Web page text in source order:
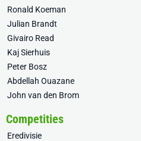
Ronald Koeman
Julian Brandt
Givairo Read
Kaj Sierhuis
Peter Bosz
Abdellah Ouazane
John van den Brom
Competities
Eredivisie